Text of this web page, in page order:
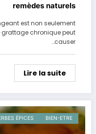
remèdes naturels
est non seulement
grattage chronique peut
causer…
Lire la suite
BIEN-ETRE
ÉPICES